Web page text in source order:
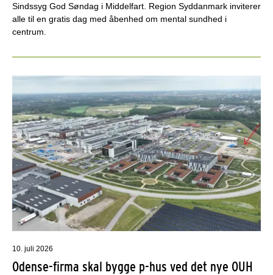
Sindssyg God Søndag i Middelfart. Region Syddanmark inviterer
alle til en gratis dag med åbenhed om mental sundhed i
centrum.
10. juli 2026
Odense-firma skal bygge p-hus ved det nye OUH